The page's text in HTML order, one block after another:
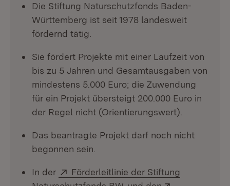
Die Stiftung Naturschutzfonds Baden-
Württemberg ist seit 1978 landesweit
fördernd tätig.
Sie fördert Projekte mit einer Laufzeit von
bis zu 5 Jahren und Gesamtausgaben von
mindestens 5.000 Euro; die Zuwendung
für ein Projekt übersteigt 200.000 Euro in
der Regel nicht (Orientierungswert).
Das beantragte Projekt darf noch nicht
begonnen sein.
In der Extern:
Förderleitlinie der Stiftung